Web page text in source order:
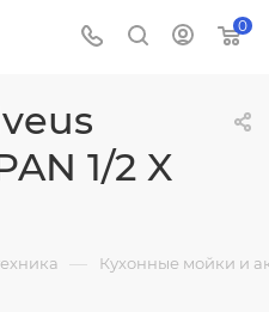
0
1/2 X
— Кухонные мойки и